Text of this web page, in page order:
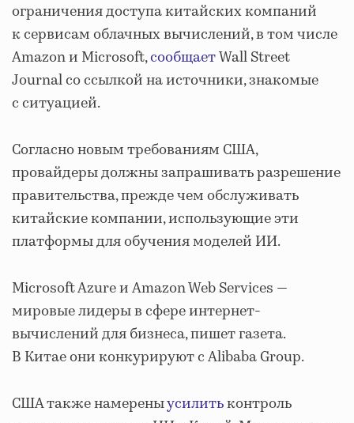
ограничения доступа китайских компаний
к сервисам облачных вычислений, в том числе
Amazon и Microsoft,сообщаетWall Street
Journal со ссылкой на источники, знакомые
с ситуацией.
Согласно новым требованиям США,
провайдеры должны запрашивать разрешение
правительства, прежде чем обслуживать
китайские компании, использующие эти
платформы для обучения моделей ИИ.
Microsoft Azure и Amazon Web Services —
мировые лидеры в сфере интернет-
вычислений для бизнеса, пишет газета.
В Китае они конкурируют с Alibaba Group.
США также намереныусилитьконтроль